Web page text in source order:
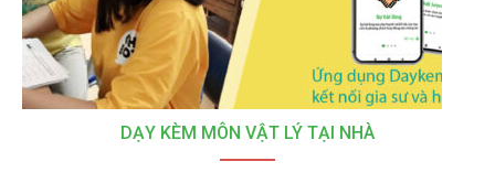
DẠY KÈM MÔN VẬT LÝ TẠI NHÀ